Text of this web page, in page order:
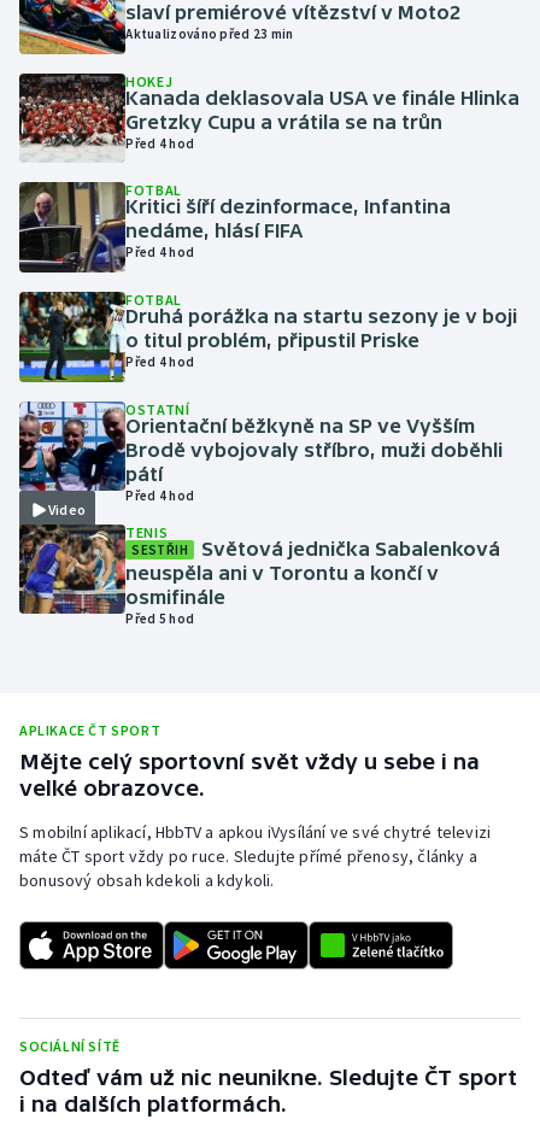
Házená
Jezdectví
Judo
Krasobruslení
Lezení
Lyže a snowboard
Moderní pětiboj
Motorsport
Olympijské hry
Parasport
Plavání
Rychlobruslení
Rychlostní kanoistika
Short track
Sportovní střelba
Veslování
slaví premiérové vítězství v Moto2
Aktualizováno před 23 min
HOKEJ
Kanada deklasovala USA ve finále Hlinka
Gretzky Cupu a vrátila se na trůn
Před 4 hod
FOTBAL
Kritici šíří dezinformace, Infantina
nedáme, hlásí FIFA
Před 4 hod
FOTBAL
Druhá porážka na startu sezony je v boji
o titul problém, připustil Priske
Před 4 hod
Video
OSTATNÍ
Orientační běžkyně na SP ve Vyšším
Brodě vybojovaly stříbro, muži doběhli
pátí
Před 4 hod
TENIS
SESTŘIH
Světová jednička Sabalenková
neuspěla ani v Torontu a končí v
osmifinále
Před 5 hod
APLIKACE ČT SPORT
Mějte celý sportovní svět vždy u sebe i na
velké obrazovce.
S mobilní aplikací, HbbTV a apkou iVysílání ve své chytré televizi
máte ČT sport vždy po ruce. Sledujte přímé přenosy, články a
bonusový obsah kdekoli a kdykoli.
SOCIÁLNÍ SÍTĚ
Odteď vám už nic neunikne. Sledujte ČT sport
i na dalších platformách.